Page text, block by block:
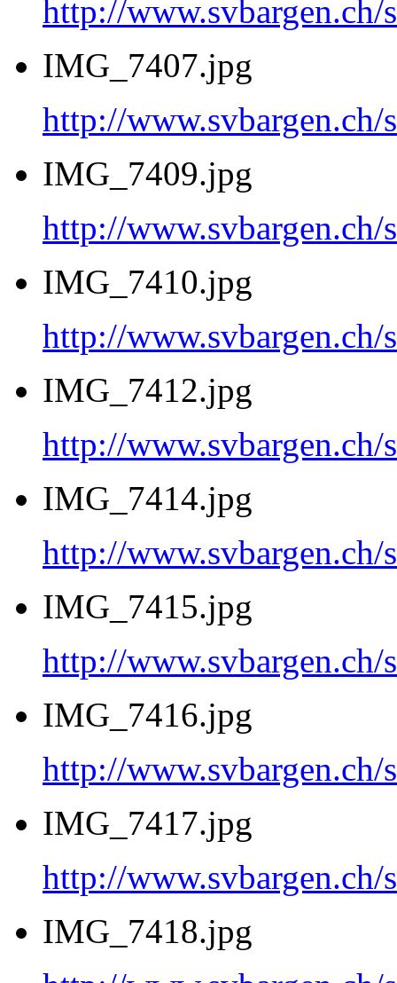
http://
IMG_7407.jpg
http://
IMG_7409.jpg
http://
IMG_7410.jpg
http://
IMG_7412.jpg
http://
IMG_7414.jpg
http://
IMG_7415.jpg
http://
IMG_7416.jpg
http://
IMG_7417.jpg
http://
IMG_7418.jpg